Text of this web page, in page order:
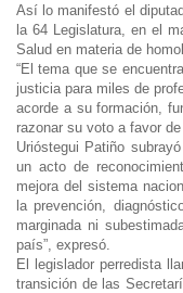
Así lo manifestó el
la 64 Legislatura, en el
Salud en materia de
“El tema que se
justicia para miles de
acorde a su formación,
razonar su voto a favor de
Urióstegui Patiño
un acto de
mejora del sistema
la prevención,
marginada ni
país”, expresó.
El legislador perredista
transición de las